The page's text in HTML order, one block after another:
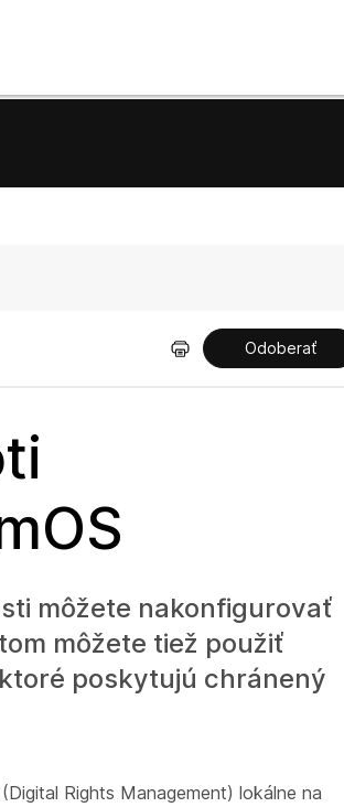
Odoberať
môžete nakonfigurovať
môžete tiež použiť
poskytujú chránený
Rights Management) lokálne na